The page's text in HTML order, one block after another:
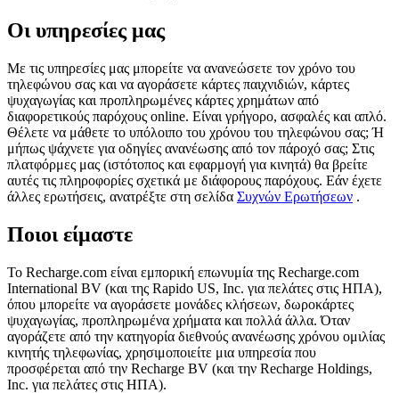
Οι υπηρεσίες μας
Με τις υπηρεσίες μας μπορείτε να ανανεώσετε τον χρόνο του
τηλεφώνου σας και να αγοράσετε κάρτες παιχνιδιών, κάρτες
ψυχαγωγίας και προπληρωμένες κάρτες χρημάτων από
διαφορετικούς παρόχους online. Είναι γρήγορο, ασφαλές και απλό.
Θέλετε να μάθετε το υπόλοιπο του χρόνου του τηλεφώνου σας; Ή
μήπως ψάχνετε για οδηγίες ανανέωσης από τον πάροχό σας; Στις
πλατφόρμες μας (ιστότοπος και εφαρμογή για κινητά) θα βρείτε
αυτές τις πληροφορίες σχετικά με διάφορους παρόχους. Εάν έχετε
άλλες ερωτήσεις, ανατρέξτε στη σελίδα Συχνών Ερωτήσεων .
Ποιοι είμαστε
Το Recharge.com είναι εμπορική επωνυμία της Recharge.com
International BV (και της Rapido US, Inc. για πελάτες στις ΗΠΑ),
όπου μπορείτε να αγοράσετε μονάδες κλήσεων, δωροκάρτες
ψυχαγωγίας, προπληρωμένα χρήματα και πολλά άλλα. Όταν
αγοράζετε από την κατηγορία διεθνούς ανανέωσης χρόνου ομιλίας
κινητής τηλεφωνίας, χρησιμοποιείτε μια υπηρεσία που
προσφέρεται από την Recharge BV (και την Recharge Holdings,
Inc. για πελάτες στις ΗΠΑ).